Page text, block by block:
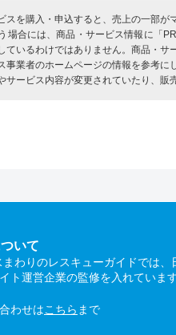
を購入・申込すると、売上の一部
場合には、商品・サービス情報に「
ているわけではありません。商品・
事業者のホームページの情報を参考
ービス内容が変更されていたり、販
いて
わりのレスキューガイドでは
ト運営企業の監修を入れています
わせはこちら まで